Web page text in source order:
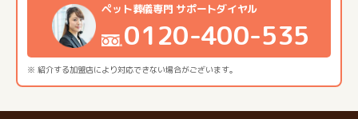
※ 紹介する加盟店により対応できない場合がございます。
ペット葬儀専門 サポートダイヤル
0120-400-535